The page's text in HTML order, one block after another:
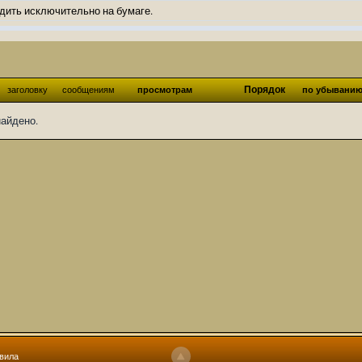
исключительно на бумаге.
и Ангелы из Ада были и будут только на бумаге.
Ангелов из Ада, а в электронном варианте нету вариантов?
какие, подскажите пожалуйста?)
аболетов на бусти:
раньше?
процесс не очень быстрый будет. Думаю в течении 1-2 месяцев
с телефона не очень удобно)
по ходу чтения правлю. Получается не совнлитературный перевод,
заголовку сообщениям просмотрам Порядок по убыванию